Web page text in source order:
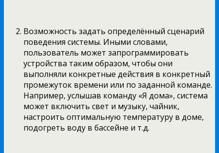
Возможность задать определённый сценарий
поведения системы. Иными словами,
пользователь может запрограммировать
устройства таким образом, чтобы они
выполняли конкретные действия в конкретный
промежуток времени или по заданной команде.
Например, услышав команду «Я дома», система
может включить свет и музыку, чайник,
настроить оптимальную температуру в доме,
подогреть воду в бассейне и т.д.